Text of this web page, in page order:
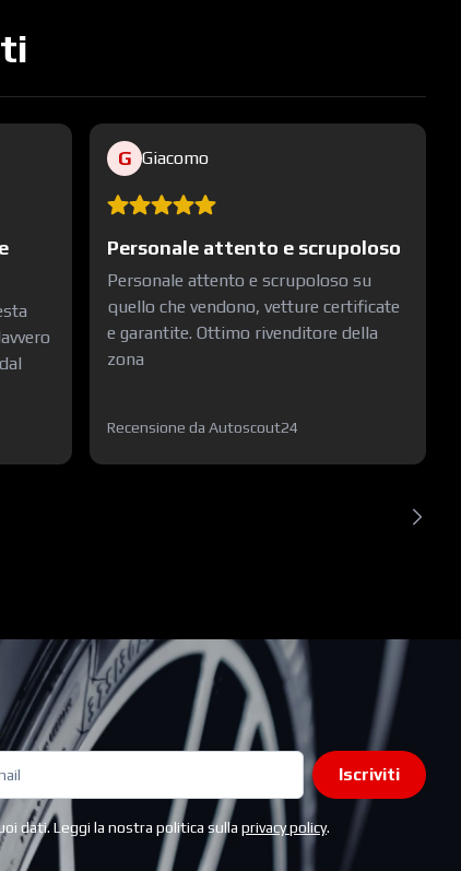
G Giacomo
Personale attento e scrupoloso
Personale attento e scrupoloso su
quello che vendono, vetture certificate
e garantite. Ottimo rivenditore della
zona
Recensione da Autoscout24
Iscriviti
dati. Leggi la nostra politica sulla privacy policy.